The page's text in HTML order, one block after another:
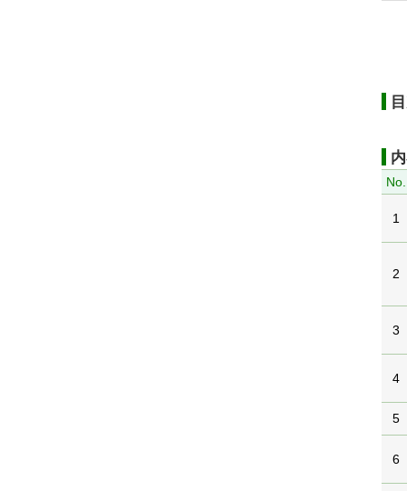
No.
1
2
3
4
5
6